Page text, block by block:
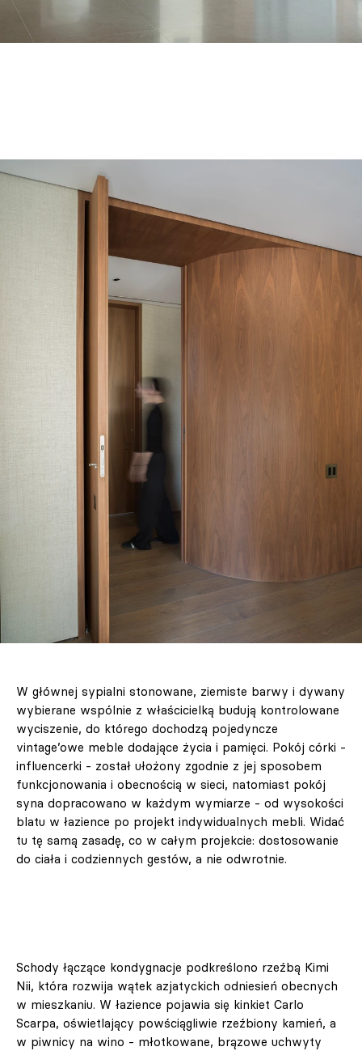
W głównej sypialni stonowane, ziemiste barwy i dywany
wybierane wspólnie z właścicielką budują kontrolowane
wyciszenie, do którego dochodzą pojedyncze
vintage’owe meble dodające życia i pamięci. Pokój córki -
influencerki - został ułożony zgodnie z jej sposobem
funkcjonowania i obecnością w sieci, natomiast pokój
syna dopracowano w każdym wymiarze - od wysokości
blatu w łazience po projekt indywidualnych mebli. Widać
tu tę samą zasadę, co w całym projekcie: dostosowanie
do ciała i codziennych gestów, a nie odwrotnie.
Schody łączące kondygnacje podkreślono rzeźbą Kimi
Nii, która rozwija wątek azjatyckich odniesień obecnych
w mieszkaniu. W łazience pojawia się kinkiet Carlo
Scarpa, oświetlający powściągliwie rzeźbiony kamień, a
w piwnicy na wino - młotkowane, brązowe uchwyty